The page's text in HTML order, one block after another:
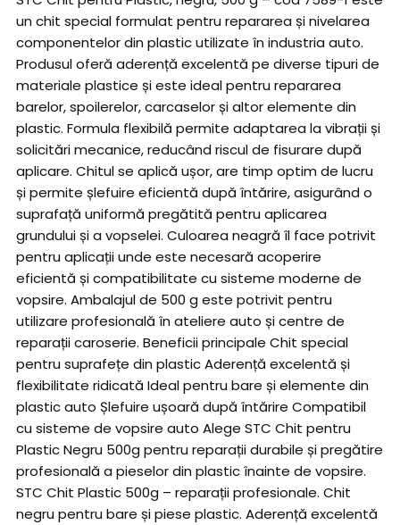
un chit special formulat pentru repararea și nivelarea
componentelor din plastic utilizate în industria auto.
Produsul oferă aderență excelentă pe diverse tipuri de
materiale plastice și este ideal pentru repararea
barelor, spoilerelor, carcaselor și altor elemente din
plastic. Formula flexibilă permite adaptarea la vibrații și
solicitări mecanice, reducând riscul de fisurare după
aplicare. Chitul se aplică ușor, are timp optim de lucru
și permite șlefuire eficientă după întărire, asigurând o
suprafață uniformă pregătită pentru aplicarea
grundului și a vopselei. Culoarea neagră îl face potrivit
pentru aplicații unde este necesară acoperire
eficientă și compatibilitate cu sisteme moderne de
vopsire. Ambalajul de 500 g este potrivit pentru
utilizare profesională în ateliere auto și centre de
reparații caroserie. Beneficii principale Chit special
pentru suprafețe din plastic Aderență excelentă și
flexibilitate ridicată Ideal pentru bare și elemente din
plastic auto Șlefuire ușoară după întărire Compatibil
cu sisteme de vopsire auto Alege STC Chit pentru
Plastic Negru 500g pentru reparații durabile și pregătire
profesională a pieselor din plastic înainte de vopsire.
STC Chit Plastic 500g – reparații profesionale. Chit
negru pentru bare și piese plastic. Aderență excelentă